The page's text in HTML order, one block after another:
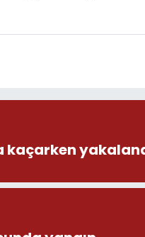
kaçarken